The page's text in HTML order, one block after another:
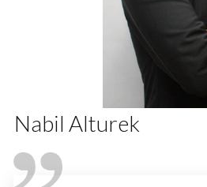
Nabil Alturek